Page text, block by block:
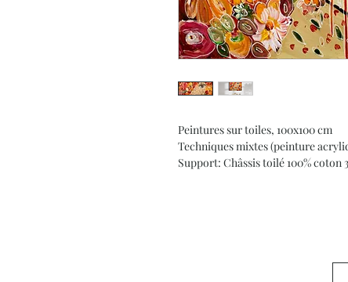
Peintures sur toiles, 100x100 cm
Techniques mixtes (peinture
Support: Châssis toilé 100% coton